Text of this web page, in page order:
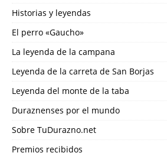
Historias y leyendas
El perro «Gaucho»
La leyenda de la campana
Leyenda de la carreta de San Borjas
Leyenda del monte de la taba
Duraznenses por el mundo
Sobre TuDurazno.net
Premios recibidos